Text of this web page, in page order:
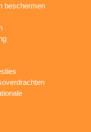
beschermen